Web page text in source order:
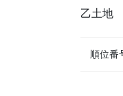
乙土地
順位番